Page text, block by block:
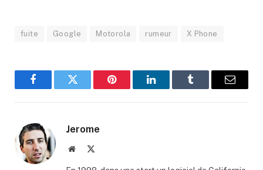
fuite Google Motorola rumeur X Phone
FacebookTwitter Pinterest LinkedInTumblr Email
Jerome
Website